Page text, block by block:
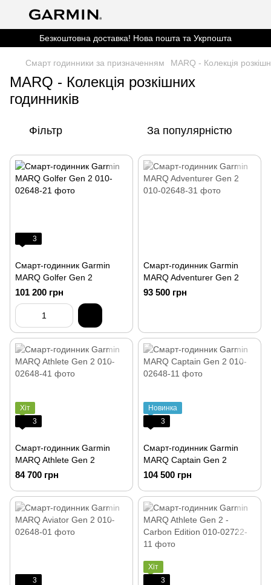
Безкоштовна доставка! Нова пошта та Укрпошта
Смарт годинники за призначенням MARQ - Колекція
MARQ - Колекція розкішних
годинників
Фільтр За популярністю
3
Смарт-годинник Garmin
MARQ Golfer Gen 2
101 200 грн
Смарт-годинник Garmin
MARQ Adventurer Gen 2
93 500 грн
Хіт
3
Смарт-годинник Garmin
MARQ Athlete Gen 2
84 700 грн
Новинка
3
Смарт-годинник Garmin
MARQ Captain Gen 2
104 500 грн
3
Хіт
3